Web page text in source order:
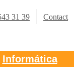
31 39 Contact
Informática